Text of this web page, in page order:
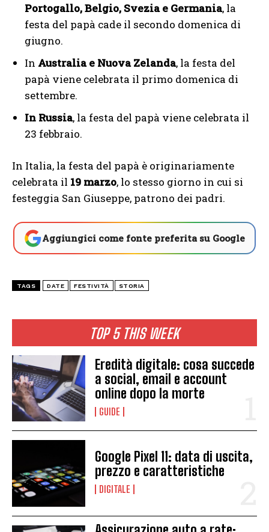
TOP 5 THIS WEEK
Eredità digitale: cosa succede
a social, email e account
online dopo la morte
GUIDE
Google Pixel 11: data di uscita,
prezzo e caratteristiche
DIGITALE
Portogallo, Belgio, Svezia e Germania, la
festa del papà cade il secondo domenica di
giugno.
In Australia e Nuova Zelanda, la festa del
papà viene celebrata il primo domenica di
settembre.
In Russia, la festa del papà viene celebrata il
23 febbraio.
In Italia, la festa del papà è originariamente
celebrata il 19 marzo, lo stesso giorno in cui si
festeggia San Giuseppe, patrono dei padri.
Aggiungici come fonte preferita su Google
TAGS DATE FESTIVITÀ STORIA